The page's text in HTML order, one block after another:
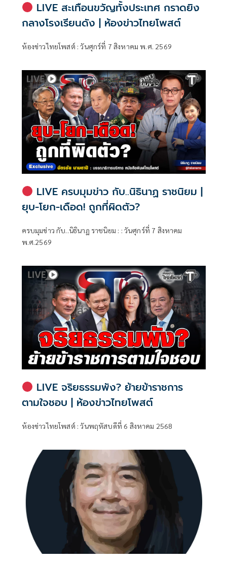
LIVE สะเทือนขวัญทั้งประเทศ กราดยิง
กลางโรงเรียนดัง | ห้องข่าวไทยโพสต์
ห้องข่าวไทยโพสต์ : วันศุกร์ที่ 7 สิงหาคม พ.ศ. 2569
LIVE ครบมุมข่าว กับ..นิธินาฏ ราชนิยม |
ยุบ-โยก-เดือด! ถูกที่ผิดตัว?
ครบมุมข่าว กับ..นิธินาฏ ราชนิยม : : วันศุกร์ที่ 7 สิงหาคม
พ.ศ.2569
LIVE จริยธรรมพัง? ย้ายข้าราชการ
ตามใจชอบ | ห้องข่าวไทยโพสต์
ห้องข่าวไทยโพสต์ : วันพฤหัสบดีที่ 6 สิงหาคม 2568